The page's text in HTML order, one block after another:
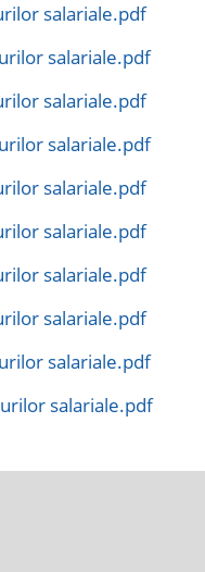
salariale.pdf
salariale.pdf
salariale.pdf
salariale.pdf
salariale.pdf
salariale.pdf
salariale.pdf
salariale.pdf
salariale.pdf
salariale.pdf